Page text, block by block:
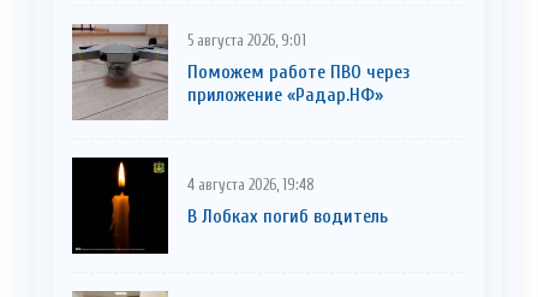
5 августа 2026, 9:01
Поможем работе ПВО через
приложение «Радар.НФ»
4 августа 2026, 19:48
В Лобках погиб водитель